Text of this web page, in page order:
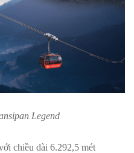
Legend
chiều dài 6.292,5 mét